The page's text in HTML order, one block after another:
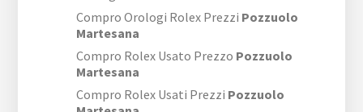
Compro Orologi Rolex Prezzi Pozzuolo
Martesana
Compro Rolex Usato Prezzo Pozzuolo
Martesana
Compro Rolex Usati Prezzi Pozzuolo